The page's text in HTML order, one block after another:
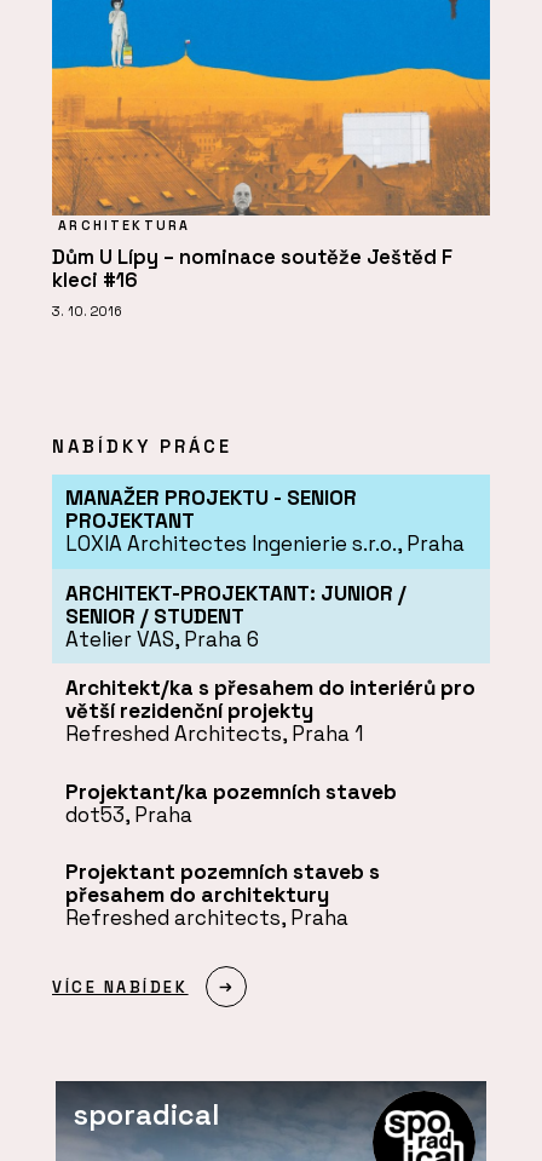
ARCHITEKTURA
Dům U Lípy – nominace soutěže Ještěd F
kleci #16
3. 10. 2016
NABÍDKY PRÁCE
MANAŽER PROJEKTU - SENIOR
PROJEKTANT
LOXIA Architectes Ingenierie s.r.o., Praha
ARCHITEKT-PROJEKTANT: JUNIOR /
SENIOR / STUDENT
Atelier VAS, Praha 6
Architekt/ka s přesahem do interiérů pro
větší rezidenční projekty
Refreshed Architects, Praha 1
Projektant/ka pozemních staveb
dot53, Praha
Projektant pozemních staveb s
přesahem do architektury
Refreshed architects, Praha
VÍCE NABÍDEK
sporadical